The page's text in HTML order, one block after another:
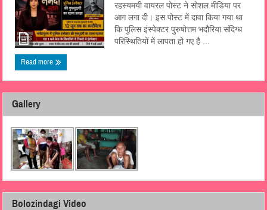
रहस्यमयी वायरल पोस्ट ने सोशल मीडिया पर
आग लगा दी। इस पोस्ट में दावा किया गया था
कि पुलिस इंस्पेक्टर पुरुषोत्तम भदौरिया संदिग्ध
परिस्थितियों में लापता हो गए है ...
Read more
Gallery
Bolozindagi Video